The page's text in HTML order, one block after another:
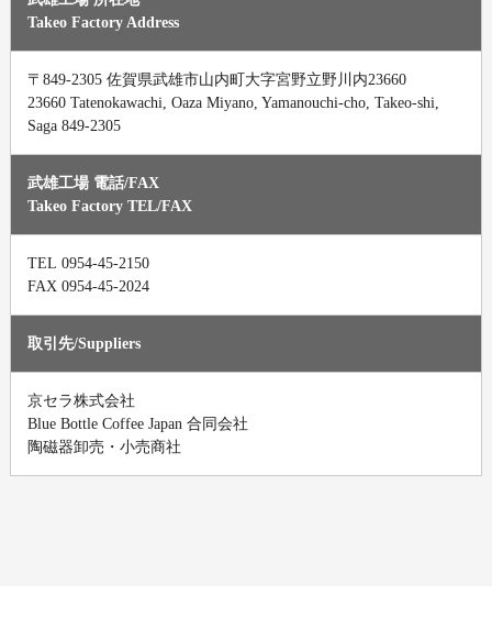
Takeo Factory Address
〒849-2305 佐賀県武雄市山内町大字宮野立野川内23660
23660 Tatenokawachi, Oaza Miyano, Yamanouchi-cho, Takeo-shi,
Saga 849-2305
武雄工場 電話/FAX
Takeo Factory TEL/FAX
TEL 0954-45-2150
FAX 0954-45-2024
取引先/Suppliers
京セラ株式会社
Blue Bottle Coffee Japan 合同会社
陶磁器卸売・小売商社